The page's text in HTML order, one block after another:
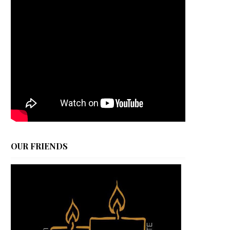
OUR FRIENDS